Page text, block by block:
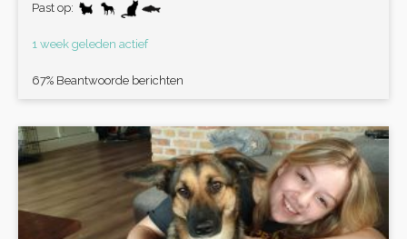
Past op:
1 week geleden actief
67% Beantwoorde berichten